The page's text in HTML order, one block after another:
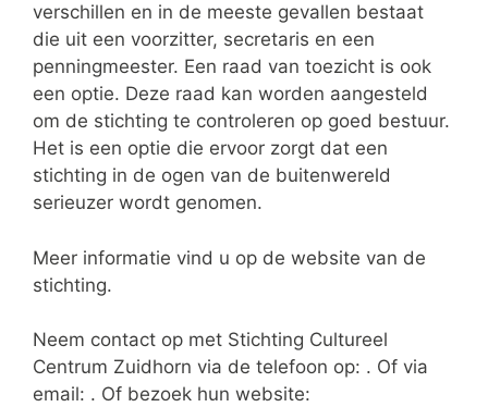
verschillen en in de meeste gevallen bestaat
die uit een voorzitter, secretaris en een
penningmeester. Een raad van toezicht is ook
een optie. Deze raad kan worden aangesteld
om de stichting te controleren op goed bestuur.
Het is een optie die ervoor zorgt dat een
stichting in de ogen van de buitenwereld
serieuzer wordt genomen.
Meer informatie vind u op de website van de
stichting.
Neem contact op met Stichting Cultureel
Centrum Zuidhorn via de telefoon op: . Of via
email: . Of bezoek hun website: